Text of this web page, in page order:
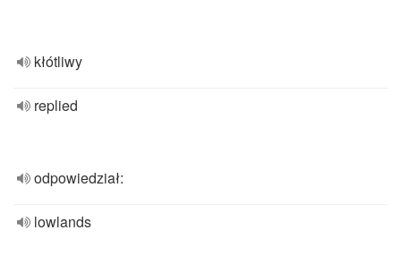
kłótliwy
replied
odpowiedział:
lowlands